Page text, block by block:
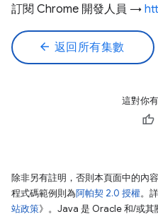
訂閱 Chrome 開發人員 →
arrow_back 返回所有集數
這對你
除非另有註明，否則本頁面中的內
程式碼範例則為阿帕契 2.0 授權。
站政策》。Java 是 Oracle 和/或其